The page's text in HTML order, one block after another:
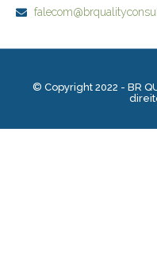
© Copyright 2022 - BR